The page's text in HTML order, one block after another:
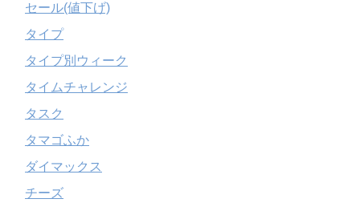
セール(値下げ)
タイプ
タイプ別ウィーク
タイムチャレンジ
タスク
タマゴふか
ダイマックス
チーズ